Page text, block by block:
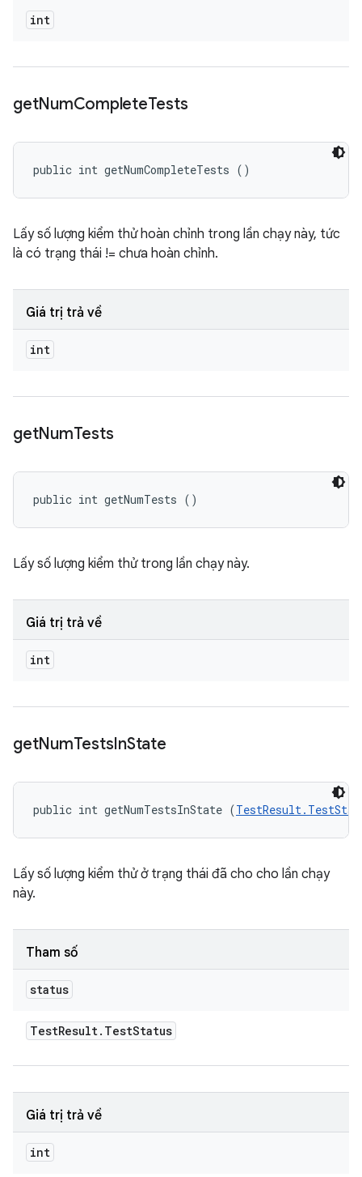
int
getNumCompleteTests
public int getNumCompleteTests ()
Lấy số lượng kiểm thử hoàn chỉnh trong lần chạy này, tức
là có trạng thái != chưa hoàn chỉnh.
Giá trị trả về
int
getNumTests
public int getNumTests ()
Lấy số lượng kiểm thử trong lần chạy này.
Giá trị trả về
int
getNumTestsInState
public int getNumTestsInState (
Lấy số lượng kiểm thử ở trạng thái đã cho cho lần chạy
này.
Tham số
status
TestResult. TestStatus
Giá trị trả về
int